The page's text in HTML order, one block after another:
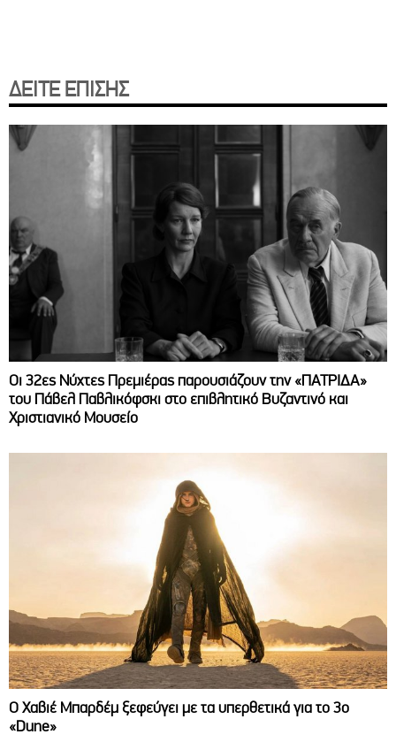
ΔΕΙΤΕ ΕΠΙΣΗΣ
Οι 32ες Νύχτες Πρεμιέρας παρουσιάζουν την «ΠΑΤΡΙΔΑ»
του Πάβελ Παβλικόφσκι στο επιβλητικό Βυζαντινό και
Χριστιανικό Μουσείο
O Χαβιέ Μπαρδέμ ξεφεύγει με τα υπερθετικά για το 3ο
«Dune»